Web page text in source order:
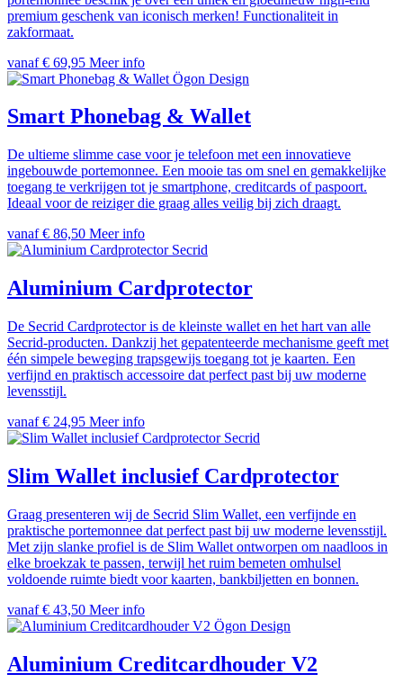
premium geschenk van iconisch merken! Functionaliteit in
zakformaat.
vanaf € 69,95 Meer info
Ögon Design
Smart Phonebag & Wallet
De ultieme slimme case voor je telefoon met een innovatieve
ingebouwde portemonnee. Een mooie tas om snel en gemakkelijke
toegang te verkrijgen tot je smartphone, creditcards of paspoort.
Ideaal voor de reiziger die graag alles veilig bij zich draagt.
vanaf € 86,50 Meer info
Secrid
Aluminium Cardprotector
De Secrid Cardprotector is de kleinste wallet en het hart van alle
Secrid-producten. Dankzij het gepatenteerde mechanisme geeft met
één simpele beweging trapsgewijs toegang tot je kaarten. Een
verfijnd en praktisch accessoire dat perfect past bij uw moderne
levensstijl.
vanaf € 24,95 Meer info
Secrid
Slim Wallet inclusief Cardprotector
Graag presenteren wij de Secrid Slim Wallet, een verfijnde en
praktische portemonnee dat perfect past bij uw moderne levensstijl.
Met zijn slanke profiel is de Slim Wallet ontworpen om naadloos in
elke broekzak te passen, terwijl het ruim bemeten omhulsel
voldoende ruimte biedt voor kaarten, bankbiljetten en bonnen.
vanaf € 43,50 Meer info
Ögon Design
Aluminium Creditcardhouder V2